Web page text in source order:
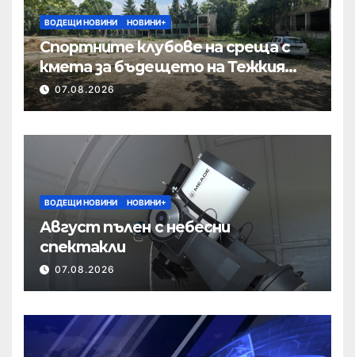
ВОДЕЩИ НОВИНИ НОВИНИ+
Спортните клубове на среща с
кмета за бъдещето на Тежкия
полк
07.08.2026
ВОДЕЩИ НОВИНИ НОВИНИ+
Август пълен с небесни
спектакли
07.08.2026